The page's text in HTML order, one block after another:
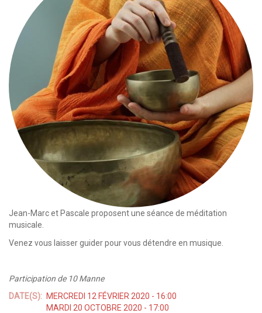
Jean-Marc et Pascale proposent une séance de méditation
musicale.
Venez vous laisser guider pour vous détendre en musique.
Participation de 10 Manne
DATE(S)
MERCREDI 12 FÉVRIER 2020 - 16:00
MARDI 20 OCTOBRE 2020 - 17:00